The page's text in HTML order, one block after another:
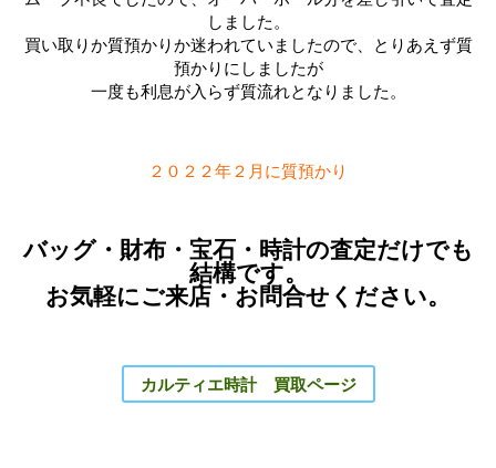
しました。
買い取りか質預かりか迷われていましたので、とりあえず質
預かりにしましたが
一度も利息が入らず質流れとなりました。
２０２２年２月に質預かり
バッグ・財布・宝石・時計の査定だけでも
結構です。
お気軽にご来店・お問合せください。
カルティエ時計 買取ページ